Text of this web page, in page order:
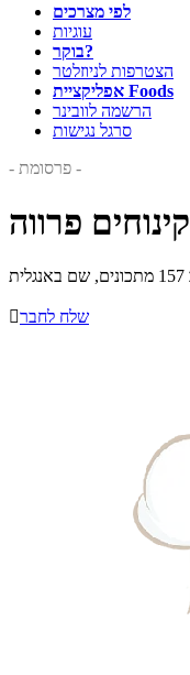
לפי מצרכים
עוגיות
בוקר?
הצטרפות לניוזלטר
אפליקציית Foods
הרשמה לוובינר
סרגל נגישות
- פרסומת -
קינוחים פרווה
שלח לחבר